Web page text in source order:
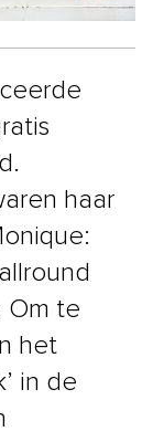
haar
Om te
het
in de